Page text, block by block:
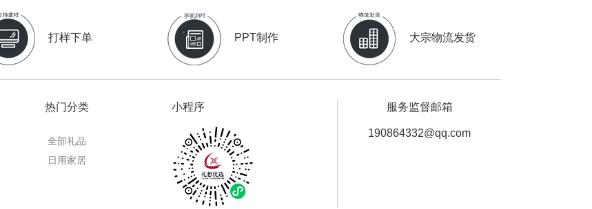
洁丽雅（代理商） 康巴赫（锅具类） 万华茶林
博牌 kaco
飞利浦新安怡 棉芽 伊莱克斯 绿鼻子 乐扣乐扣（箱包杯
壶）
乐美雅（餐具类）
悠米UURMI
玺魁
打样下单 PPT制作 大宗物流发货
热门分类
全部礼品
日用家居
小程序 服务监督邮箱
190864332@qq.com